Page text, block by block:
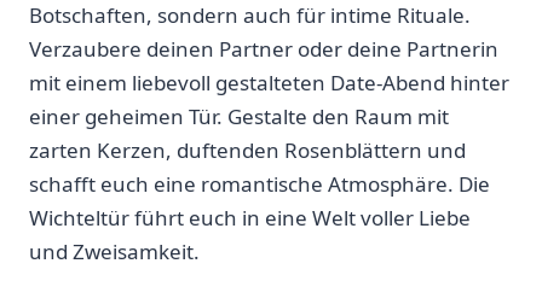
Botschaften, sondern auch für intime Rituale.
Verzaubere deinen Partner⁣ oder deine Partnerin
mit einem liebevoll gestalteten Date-Abend hinter
einer geheimen Tür. Gestalte den ‍Raum ⁢mit
zarten Kerzen, duftenden Rosenblättern und
schafft euch eine romantische Atmosphäre. Die
Wichteltür führt euch in eine Welt voller Liebe
und Zweisamkeit.